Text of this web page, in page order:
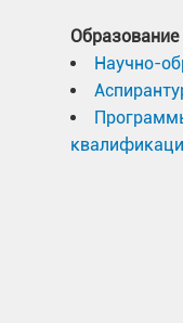
Образование
Научно-